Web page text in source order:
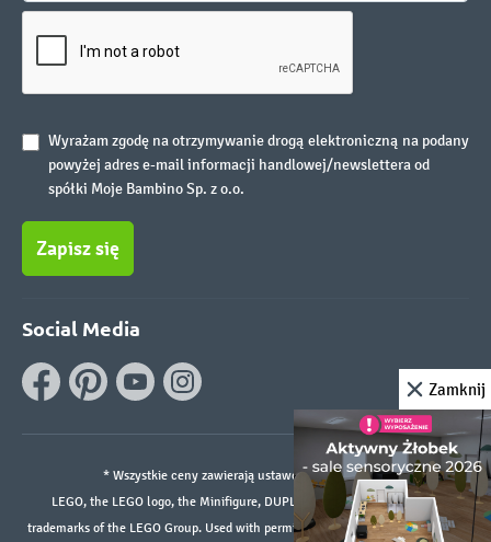
Wyrażam zgodę na otrzymywanie drogą elektroniczną na podany
powyżej adres e-mail informacji handlowej/newslettera od
spółki Moje Bambino Sp. z o.o.
Zapisz się
Social Media
* Wszystkie ceny zawierają ustawowy podatek VAT.
LEGO, the LEGO logo, the Minifigure, DUPLO, and the SPIKE logo are
trademarks of the LEGO Group. Used with permission. ©2026 The LEGO Group
Zamknij